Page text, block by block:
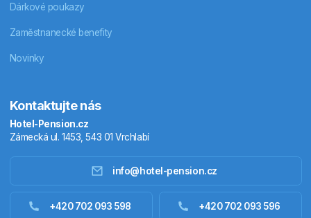
Dárkové poukazy
Zaměstnanecké benefity
Novinky
Kontaktujte nás
Hotel-Pension.cz
Zámecká ul. 1453, 543 01 Vrchlabí
info@hotel-pension.cz
+420 702 093 598 +420 702 093 596